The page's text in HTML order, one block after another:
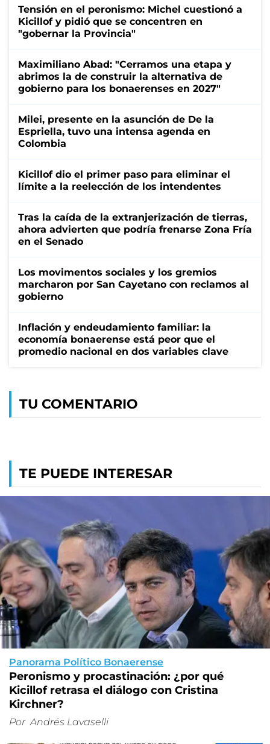
Tensión en el peronismo: Michel cuestionó a
Kicillof y pidió que se concentren en
"gobernar la Provincia"
Maximiliano Abad: "Cerramos una etapa y
abrimos la de construir la alternativa de
gobierno para los bonaerenses en 2027"
Milei, presente en la asunción de De la
Espriella, tuvo una intensa agenda en
Colombia
Kicillof dio el primer paso para eliminar el
límite a la reelección de los intendentes
Tras la caída de la extranjerización de tierras,
ahora advierten que podría frenarse Zona Fría
en el Senado
Los movimentos sociales y los gremios
marcharon por San Cayetano con reclamos al
gobierno
Inflación y endeudamiento familiar: la
economía bonaerense está peor que el
promedio nacional en dos variables clave
TU COMENTARIO
TE PUEDE INTERESAR
Panorama Político Bonaerense
Peronismo y procastinación: ¿por qué
Kicillof retrasa el diálogo con Cristina
Kirchner?
Por Andrés Lavaselli